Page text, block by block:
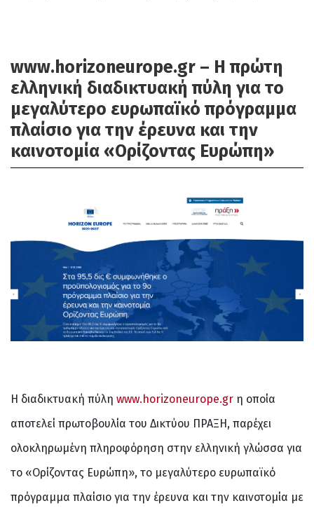
www.horizoneurope.gr – Η πρώτη
ελληνική διαδικτυακή πύλη για το
μεγαλύτερο ευρωπαїκό πρόγραμμα
πλαίσιο για την έρευνα και την
καινοτομία «Ορίζοντας Ευρώπη»
Η διαδικτυακή πύλη www.horizoneurope.gr η οποία
αποτελεί πρωτοβουλία του Δικτύου ΠΡΑΞΗ, παρέχει
ολοκληρωμένη πληροφόρηση στην ελληνική γλώσσα για
το «Ορίζοντας Ευρώπη», το μεγαλύτερο ευρωπαϊκό
πρόγραμμα πλαίσιο για την έρευνα και την καινοτομία με